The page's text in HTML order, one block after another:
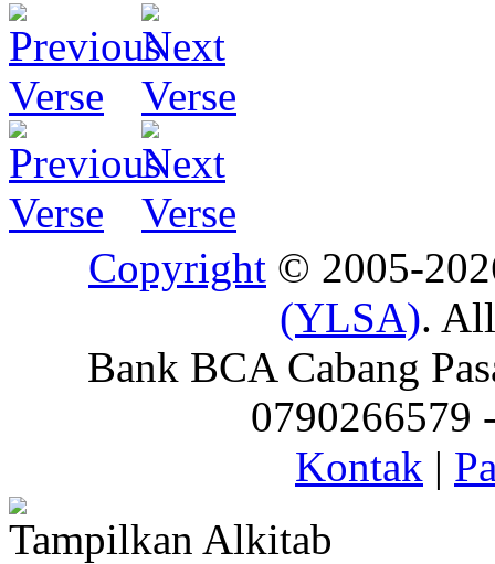
Copyright © 2005-
(YLSA).
Bank BCA Cabang
0790266579
Kontak |
Tampilkan Alkitab